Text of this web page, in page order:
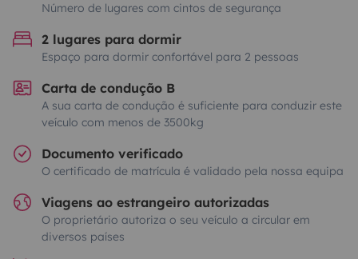
Número de lugares com cintos de segurança
2 lugares para dormir
Espaço para dormir confortável para 2 pessoas
Carta de condução B
A sua carta de condução é suficiente para conduzir este
veículo com menos de 3500kg
Documento verificado
O certificado de matrícula é validado pela nossa equipa
Viagens ao estrangeiro autorizadas
O proprietário autoriza o seu veículo a circular em
diversos países